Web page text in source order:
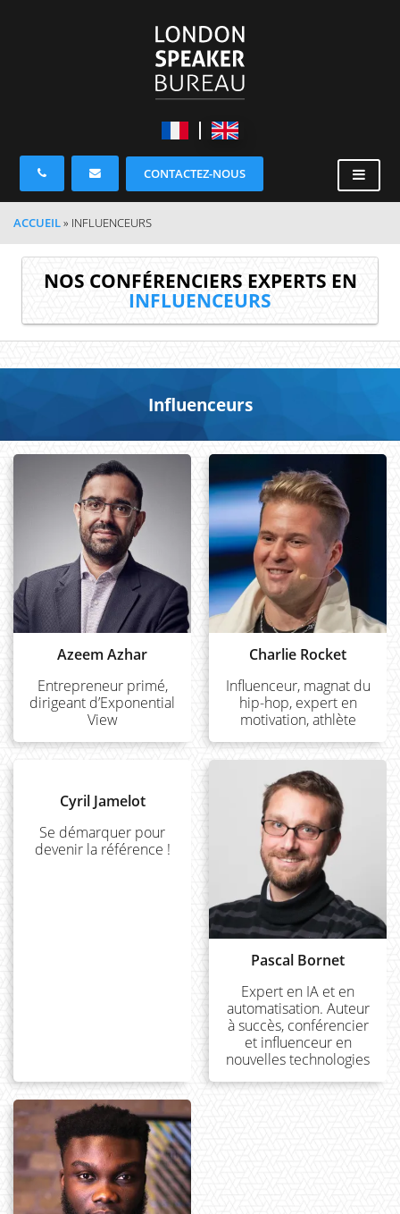
CONTACTEZ-NOUS
ACCUEIL» INFLUENCEURS
NOS CONFÉRENCIERS EXPERTS EN
INFLUENCEURS
Influenceurs
Azeem Azhar
Entrepreneur primé,
dirigeant d’Exponential
View
Charlie Rocket
Influenceur, magnat du
hip-hop, expert en
motivation, athlète
Cyril Jamelot
Se démarquer pour
devenir la référence !
Pascal Bornet
Expert en IA et en
automatisation. Auteur
à succès, conférencier
et influenceur en
nouvelles technologies